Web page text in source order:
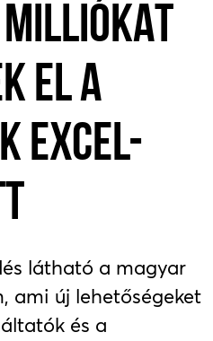
EL A
EXCEL-
látható a magyar
ami új lehetőségeket
és a